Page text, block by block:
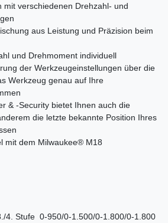
mit verschiedenen Drehzahl- und
aus Leistung und Präzision beim
und Drehmoment individuell
der Werkzeugeinstellungen über die
Werkzeug genau auf Ihre
& -Security bietet Ihnen auch die
die letzte bekannte Position Ihres
mit dem Milwaukee® M18
4. Stufe 0-950/0-1.500/0-1.800/0-1.800